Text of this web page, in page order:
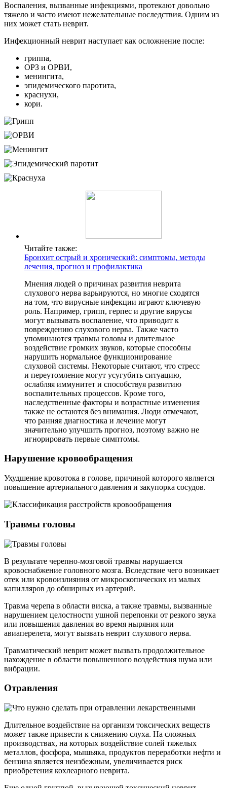
Воспаления, вызванные инфекциями, протекают довольно
тяжело и часто имеют нежелательные последствия. Одним из
них может стать неврит.
Инфекционный неврит наступает как осложнение после:
гриппа,
ОРЗ и ОРВИ,
менингита,
эпидемического паротита,
краснухи,
кори.
Читайте также:
Бронхит острый и хронический: симптомы, методы
лечения, прогноз и профилактика
Мнения людей о причинах развития неврита
слухового нерва варьируются, но многие сходятся
на том, что вирусные инфекции играют ключевую
роль. Например, грипп, герпес и другие вирусы
могут вызывать воспаление, что приводит к
повреждению слухового нерва. Также часто
упоминаются травмы головы и длительное
воздействие громких звуков, которые способны
нарушить нормальное функционирование
слуховой системы. Некоторые считают, что стресс
и переутомление могут усугубить ситуацию,
ослабляя иммунитет и способствуя развитию
воспалительных процессов. Кроме того,
наследственные факторы и возрастные изменения
также не остаются без внимания. Люди отмечают,
что ранняя диагностика и лечение могут
значительно улучшить прогноз, поэтому важно не
игнорировать первые симптомы.
Нарушение кровообращения
Ухудшение кровотока в голове, причиной которого является
повышение артериального давления и закупорка сосудов.
Травмы головы
В результате черепно-мозговой травмы нарушается
кровоснабжение головного мозга. Вследствие чего возникает
отек или кровоизлияния от микроскопических из малых
капилляров до обширных из артерий.
Травма черепа в области виска, а также травмы, вызванные
нарушением целостности ушной перепонки от резкого звука
или повышения давления во время ныряния или
авиаперелета, могут вызвать неврит слухового нерва.
Травматический неврит может вызвать продолжительное
нахождение в области повышенного воздействия шума или
вибрации.
Отравления
Длительное воздействие на организм токсических веществ
может также привести к снижению слуха. На сложных
производствах, на которых воздействие солей тяжелых
металлов, фосфора, мышьяка, продуктов переработки нефти и
бензина является неизбежным, увеличивается риск
приобретения кохлеарного неврита.